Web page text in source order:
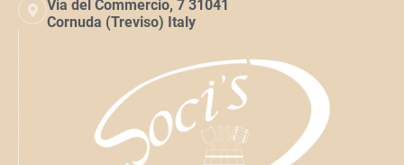
Via del Commercio, 7 31041
Cornuda (Treviso) Italy